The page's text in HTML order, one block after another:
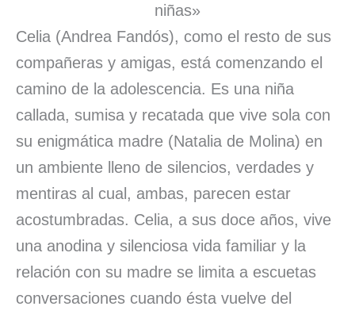
niñas»
Celia (Andrea Fandós), como el resto de sus
compañeras y amigas, está comenzando el
camino de la adolescencia. Es una niña
callada, sumisa y recatada que vive sola con
su enigmática madre (Natalia de Molina) en
un ambiente lleno de silencios, verdades y
mentiras al cual, ambas, parecen estar
acostumbradas. Celia, a sus doce años, vive
una anodina y silenciosa vida familiar y la
relación con su madre se limita a escuetas
conversaciones cuando ésta vuelve del